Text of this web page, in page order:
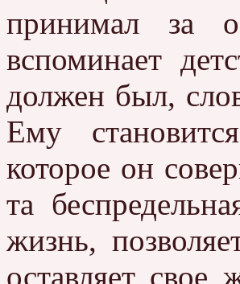
принимал за
вспоминает
должен был,
Ему
которое он
та
жизнь,
оставляет свое